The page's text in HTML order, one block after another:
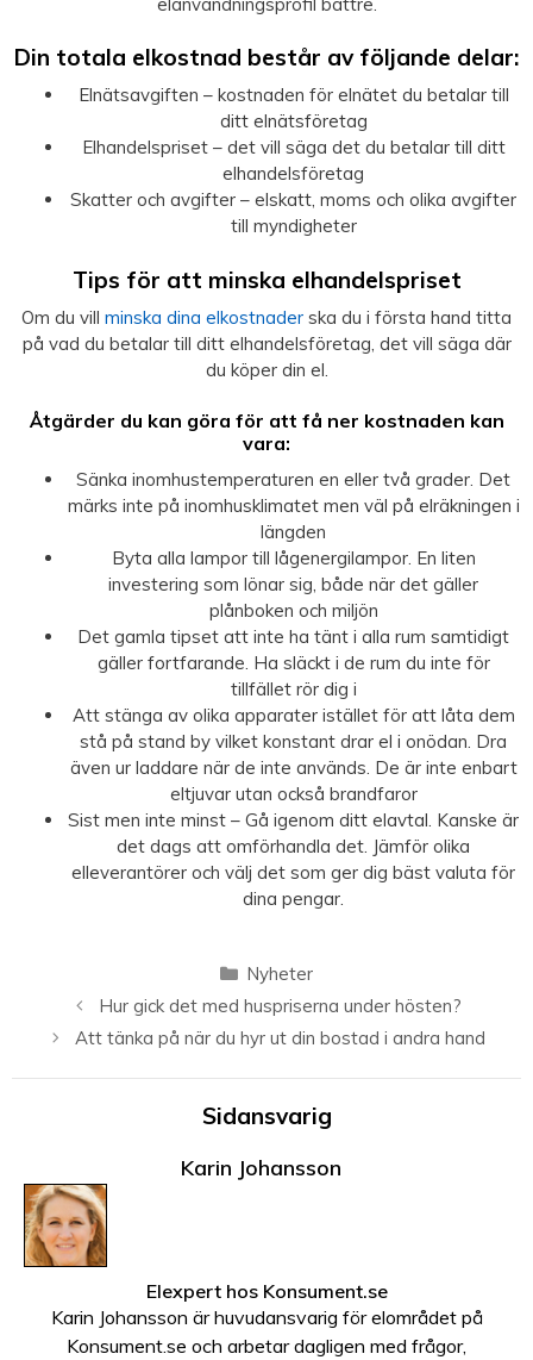
Din totala elkostnad består av följande delar:
Elnätsavgiften – kostnaden för elnätet du betalar till
ditt elnätsföretag
Elhandelspriset – det vill säga det du betalar till ditt
elhandelsföretag
Skatter och avgifter – elskatt, moms och olika avgifter
till myndigheter
Tips för att minska elhandelspriset
Om du vill minska dina elkostnader ska du i första hand titta
på vad du betalar till ditt elhandelsföretag, det vill säga där
du köper din el.
Åtgärder du kan göra för att få ner kostnaden kan
vara:
Sänka inomhustemperaturen en eller två grader. Det
märks inte på inomhusklimatet men väl på elräkningen i
längden
Byta alla lampor till lågenergilampor. En liten
investering som lönar sig, både när det gäller
plånboken och miljön
Det gamla tipset att inte ha tänt i alla rum samtidigt
gäller fortfarande. Ha släckt i de rum du inte för
tillfället rör dig i
Att stänga av olika apparater istället för att låta dem
stå på stand by vilket konstant drar el i onödan. Dra
även ur laddare när de inte används. De är inte enbart
eltjuvar utan också brandfaror
Sist men inte minst – Gå igenom ditt elavtal. Kanske är
det dags att omförhandla det. Jämför olika
elleverantörer och välj det som ger dig bäst valuta för
dina pengar.
Kategorier
Nyheter
Hur gick det med huspriserna under hösten?
Att tänka på när du hyr ut din bostad i andra hand
Sidansvarig
Karin Johansson
Elexperthos Konsument.se
Karin Johansson är huvudansvarig för elområdet på
Konsument.se och arbetar dagligen med frågor,